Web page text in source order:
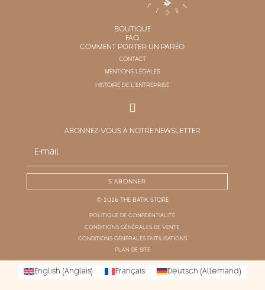
BOUTIQUE
FAQ
COMMENT PORTER UN PARÉO
CONTACT
MENTIONS LÉGALES
HISTOIRE DE L'ENTREPRISE
ABONNEZ-VOUS À NOTRE NEWSLETTER
S'ABONNER
© 2026 THE BATIK STORE
POLITIQUE DE CONFIDENTIALITÉ
CONDITIONS GÉNÉRALES DE VENTE
CONDITIONS GÉNÉRALES D'UTILISATIONS
PLAN DE SITE
English (Anglais) Français Deutsch (Allemand)